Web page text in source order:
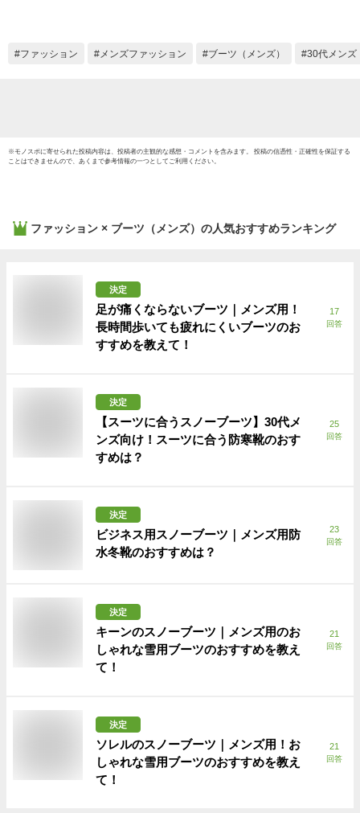
ブーツ 防水・防滑シ
水・防
ファッション メンズファッション ブーツ（メンズ） 30代メンズ
※モノスポに寄せられた投稿内容は、投稿者の主観的な感想・コメントを含みます。 投稿の信憑性・正確性を保証する
ことはできませんので、あくまで参考情報の一つとしてご利用ください。
ファッション × ブーツ（メンズ） の人気おすすめランキング
決定
足が痛くならないブーツ｜メンズ用！
長時間歩いても疲れにくいブーツのお
すすめを教えて！
17
回答
決定
【スーツに合うスノーブーツ】30代メ
ンズ向け！スーツに合う防寒靴のおす
すめは？
25
回答
決定
ビジネス用スノーブーツ｜メンズ用防
水冬靴のおすすめは？
23
回答
決定
キーンのスノーブーツ｜メンズ用のお
しゃれな雪用ブーツのおすすめを教え
て！
21
回答
決定
ソレルのスノーブーツ｜メンズ用！お
しゃれな雪用ブーツのおすすめを教え
て！
21
回答